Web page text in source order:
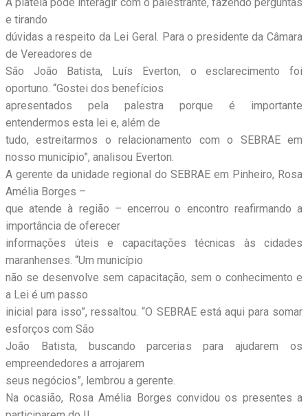
e tirando
dúvidas a respeito da Lei Geral. Para o presidente da Câmara
de Vereadores de
São João Batista, Luís Everton, o esclarecimento foi
oportuno. “Gostei dos benefícios
apresentados pela palestra porque é importante
entendermos esta lei e, além de
tudo, estreitarmos o relacionamento com o SEBRAE em
nosso município”, analisou Everton.
A gerente da unidade regional do SEBRAE em Pinheiro, Rosa
Amélia Borges –
que atende à região – encerrou o encontro reafirmando a
importância de oferecer
informações úteis e capacitações técnicas às cidades
maranhenses. “Um município
não se desenvolve sem capacitação, sem o conhecimento e
a Lei é um passo
inicial para isso”, ressaltou. “O SEBRAE está aqui para somar
esforços com São
João Batista, buscando parcerias para ajudarem os
empreendedores a arrojarem
seus negócios”, lembrou a gerente.
Na ocasião, Rosa Amélia Borges convidou os presentes a